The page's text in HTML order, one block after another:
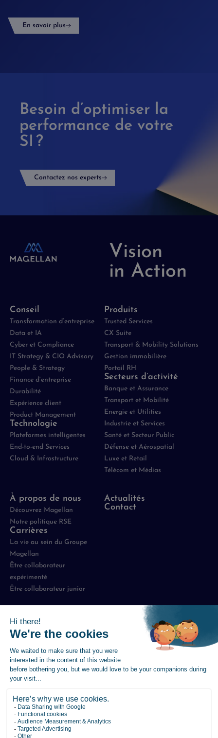
En savoir plus
Besoin d’optimiser la
performance de votre
SI ?
Contactez nos experts
Vision
in Action
Conseil
Transformation d’entreprise
Data et IA
Cyber et Compliance
IT Strategy & CIO Advisory
People & Strategy
Finance d’entreprise
Durabilité
Expérience client
Product Management
Technologie
Plateformes intelligentes
End-to-end Services
Cloud & Infrastructure
Produits
Trusted Services
CX Suite
Transport & Mobility Solutions
Gestion immobilière
Portail RH
Secteurs d’activité
Banque et Assurance
Transport et Mobilité
Energie et Utilities
Industrie et Services
Santé et Secteur Public
Défense et Aérospatial
Luxe et Retail
Télécom et Médias
À propos de nous
Découvrez Magellan
Notre politique RSE
Carrières
La vie au sein du Groupe
Magellan
Être collaborateur
expérimenté
Être collaborateur junior
Actualités
Contact
Mentions légales -Politique de protection des données
Politique de Gestion des Cookies
Accessibilité : partiellement conforme